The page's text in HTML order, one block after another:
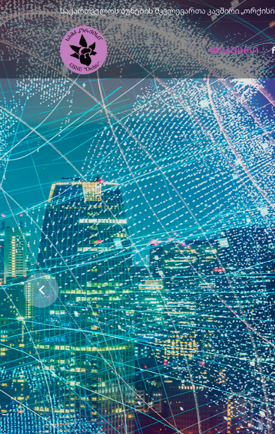
საქართველოს ბუნების მკვლევართა კავშირი
ᲛᲗᲐᲕᲐᲠᲘ
Მწვანე
ჩვენი პლანეტის დასაცავად
პროექტების მხარდაჭერა
ᲕᲘᲜ ᲕᲐᲠᲗ ᲠᲐᲡ ᲕᲐᲙᲔᲗᲔᲑᲗ